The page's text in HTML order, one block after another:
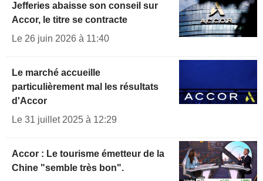
Jefferies abaisse son conseil sur
Accor, le titre se contracte
Le 26 juin 2026 à 11:40
Le marché accueille
particulièrement mal les résultats
d'Accor
Le 31 juillet 2025 à 12:29
Accor : Le tourisme émetteur de la
Chine "semble très bon".